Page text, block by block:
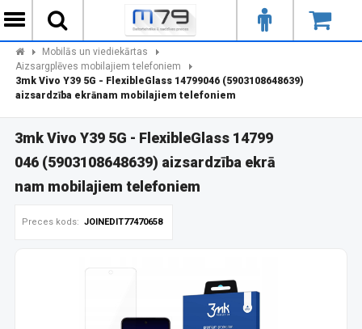
Mobilās un viediekārtas
Aizsargplēves mobilajiem telefoniem
3mk Vivo Y39 5G - FlexibleGlass 14799046 (5903108648639)
aizsardzība ekrānam mobilajiem telefoniem
3mk Vivo Y39 5G - FlexibleGlass 14799
046 (5903108648639) aizsardzība ekrā
nam mobilajiem telefoniem
Preces kods: JOINEDIT77470658